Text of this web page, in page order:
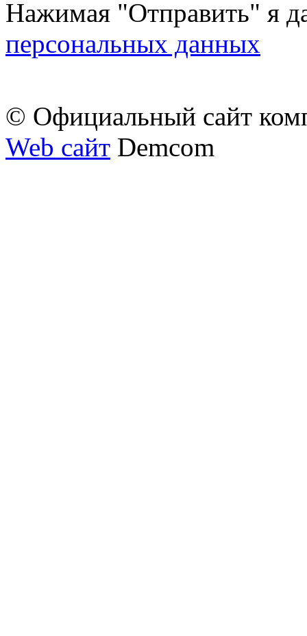
Нажимая "Отправить" я
персональных данных
© Официальный сайт
Web сайт Demcom